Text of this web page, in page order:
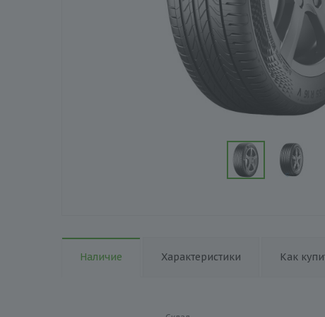
Наличие Характеристики Как